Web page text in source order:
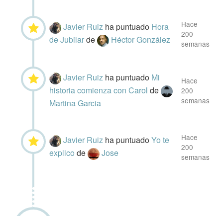
Javier Ruiz ha puntuado Hora
de Jubilarde Héctor González
Hace
200
semanas
Javier Ruiz ha puntuado Mi
historia comienza con Carolde
Martina Garcia
Hace
200
semanas
Javier Ruiz ha puntuadoYo te
explicode Jose
Hace
200
semanas